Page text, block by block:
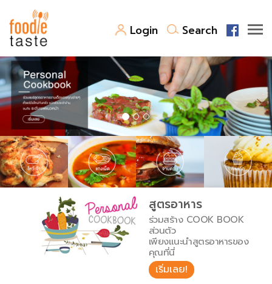
Login Search
สูตรอาหาร
สูตรอาหารล่าสุด
Top Foodie
พาไปชิม
สารพันก้นครัว
เคล็ดลับน่ารู้
เปรียบเทียบหน่วยการตวง
เปรียบเทียบอุณหภูมิ
เปรียบเทียบน้ำหนักวัตถุดิบ
FoodPedia
สร้าง Cookbook
สูตรอาหาร
ร่วมสร้าง COOK BOOK
ส่วนตัว
เพียงแนะนำสูตรอาหารของ
คุณที่นี่
เริ่มเลย!